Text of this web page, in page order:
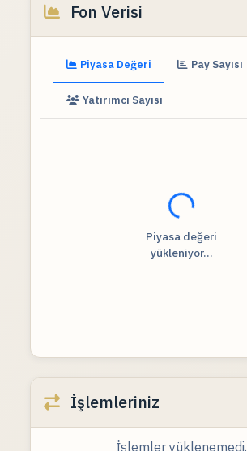
Fon Verisi
Piyasa Değeri Pay Sayısı
Yatırımcı Sayısı
Fiyat verileri yükleniyor...
Piyasa değeri
yükleniyor...
İşlemleriniz
İşlemler yüklenemedi.